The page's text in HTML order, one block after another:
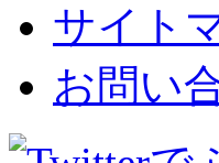
サイト
お問い